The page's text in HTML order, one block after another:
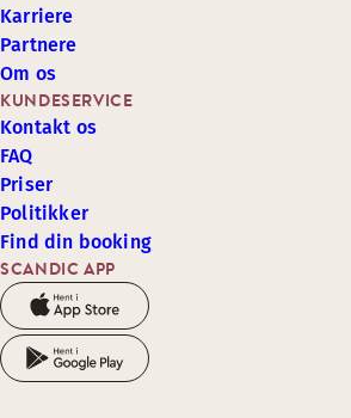
SCANDIC APP
KUNDESERVICE
Kontakt os
FAQ
Priser
Politikker
Find din booking
Karriere
Partnere
Om os